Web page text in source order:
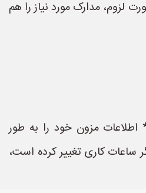
لزوم، مدارک مورد نیاز را هم
مزون خود را به طور
ساعات کاری تغییر کرده است،